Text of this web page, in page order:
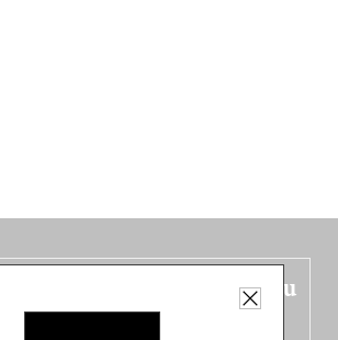
guide Belgique est sorti du
four !